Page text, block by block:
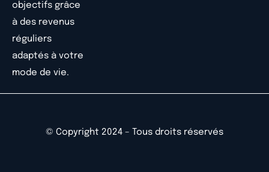
objectifs grâce
à des revenus
réguliers
adaptés à votre
mode de vie.
© Copyright 2024 – Tous droits réservés